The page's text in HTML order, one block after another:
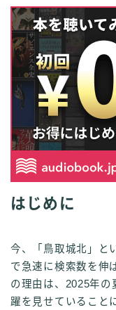
はじめに
今、「鳥取城北」と
で急速に検索数を伸
の理由は、2025年の
躍を見せていること